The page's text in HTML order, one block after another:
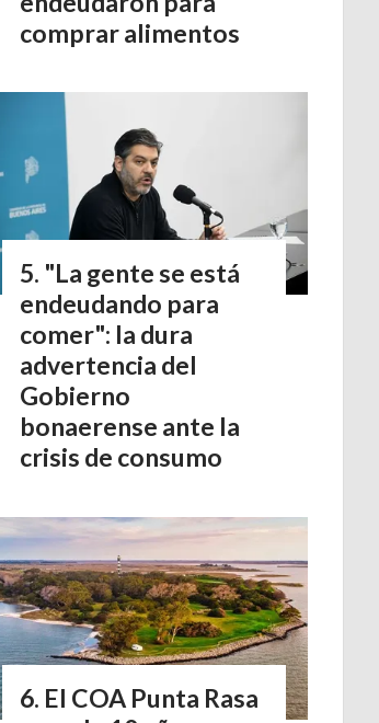
comprar alimentos
"La gente se está
endeudando para
comer": la dura
advertencia del
Gobierno
bonaerense ante la
crisis de consumo
El COA Punta Rasa